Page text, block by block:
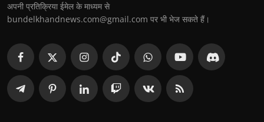
अपनी प्रतिक्रिया ईमेल के माध्यम से
bundelkhandnews.com@gmail.com पर भी भेज सकते हैं।